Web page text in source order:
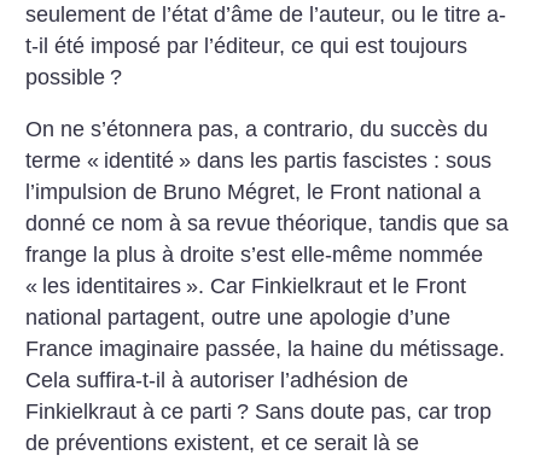
seulement de l’état d’âme de l’auteur, ou le titre a-
t-il été imposé par l’éditeur, ce qui est toujours
possible ?
On ne s’étonnera pas, a contrario, du succès du
terme « identité » dans les partis fascistes : sous
l’impulsion de Bruno Mégret, le Front national a
donné ce nom à sa revue théorique, tandis que sa
frange la plus à droite s’est elle-même nommée
« les identitaires ». Car Finkielkraut et le Front
national partagent, outre une apologie d’une
France imaginaire passée, la haine du métissage.
Cela suffira-t-il à autoriser l’adhésion de
Finkielkraut à ce parti ? Sans doute pas, car trop
de préventions existent, et ce serait là se